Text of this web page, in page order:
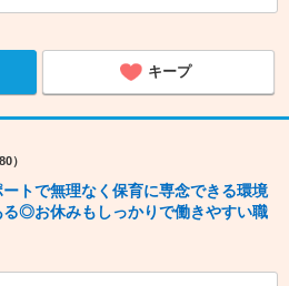
キープ
）
トで無理なく保育に専念できる環境
る◎お休みもしっかりで働きやすい職